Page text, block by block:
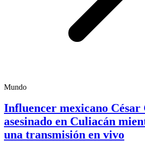
Mundo
Influencer mexicano César
asesinado en Culiacán
una transmisión en vivo